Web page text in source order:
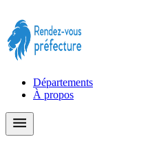
Départements
À propos